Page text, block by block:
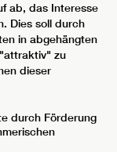
ab, das Interesse
Dies soll durch
in abgehängten
zu
dieser
durch Förderung